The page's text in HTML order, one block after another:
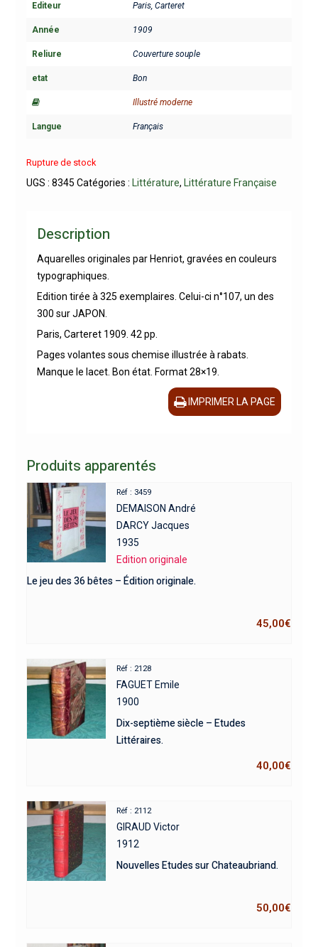
Editeur Paris, Carteret
Année 1909
Reliure Couverture souple
etat Bon
Illustré moderne
Langue Français
Rupture de stock
UGS : 8345 Catégories : Littérature, Littérature Française
Description
Aquarelles originales par Henriot, gravées en couleurs
typographiques.
Edition tirée à 325 exemplaires. Celui-ci n°107, un des
300 sur JAPON.
Paris, Carteret 1909. 42 pp.
Pages volantes sous chemise illustrée à rabats.
Manque le lacet. Bon état. Format 28×19.
IMPRIMER LA PAGE
Produits apparentés
Réf : 3459
DEMAISON André
DARCY Jacques
1935
Edition originale
Le jeu des 36 bêtes – Édition originale.
45,00€
Réf : 2128
FAGUET Emile
1900
Dix-septième siècle – Etudes
Littéraires.
40,00€
Réf : 2112
GIRAUD Victor
1912
Nouvelles Etudes sur Chateaubriand.
50,00€